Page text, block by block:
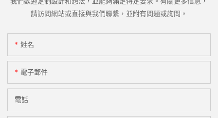
請訪問網站或直接與我們聯繫，並附有問題或詢問。
姓名
電子郵件
電話